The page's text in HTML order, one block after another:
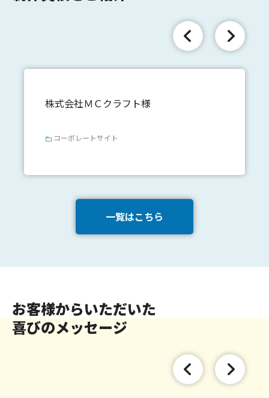
株式会社ＭＣクラフト様
コーポレートサイト
一覧はこちら
お客様からいただいた
喜びのメッセージ